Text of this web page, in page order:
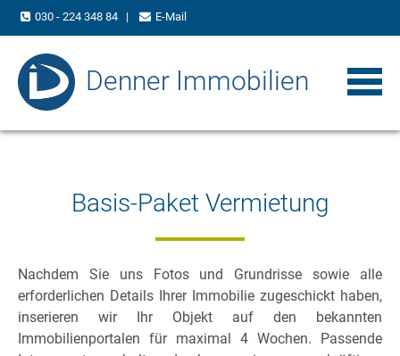
030 - 224 348 84 | E-Mail
Denner Immobilien
Basis-Paket Vermietung
Nachdem Sie uns Fotos und Grundrisse sowie alle
erforderlichen Details Ihrer Immobilie zugeschickt haben,
inserieren wir Ihr Objekt auf den bekannten
Immobilienportalen für maximal 4 Wochen. Passende